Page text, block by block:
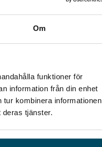
Om
funktioner för
information från din enhet
kombinera informationen
deras tjänster.